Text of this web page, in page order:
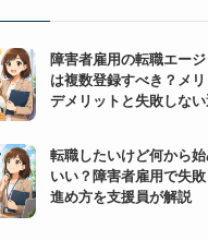
障害者雇用の転職エー
は複数登録すべき？メリ
デメリットと失敗しな
転職したいけど何から
いい？障害者雇用で失
進め方を支援員が解説